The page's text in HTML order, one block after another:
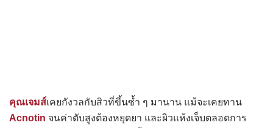
คุณเจมส์เคยกังวลกับสิวที่ขึ้นซ้ำ ๆ มานาน แม้จะเคยทาน
Acnotin จนค่าตับสูงต้องหยุดยา และผิวแห้งเจ็บตลอดการ